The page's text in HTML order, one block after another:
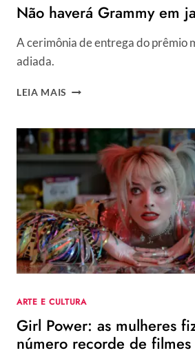
Não haverá Grammy em
A cerimônia de entrega do prêmio
adiada.
LEIA MAIS NÃO
EM
JANEIRO
ARTE E CULTURA
Girl Power: as mulheres
número recorde de